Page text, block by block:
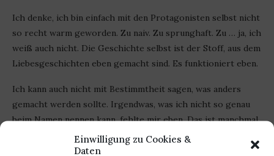
Einwilligung zu Cookies &
Daten
Ich denke, ich bin einfach mit den Protagonisten selbst nicht
so recht warm geworden. Zu naiv. Zu sprunghaft. Zu … ja, ich
weiß auch nicht. Die Geschichte selbst ist der Stoff, aus dem
Liebesgeschichten eben gemacht sind. Es funktioniert eben.
Ich kann auch nicht mit Bestimmtheit sagen, was anders
gemacht werden sollte. Irgendwas, was ich nicht so genau
beim Namen nennen kann, fehlte mir eben. Das ist manchmal